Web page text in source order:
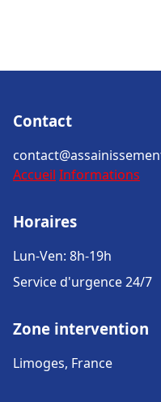
Contact
Accueil Informations
Horaires
Lun-Ven: 8h-19h
Service d'urgence 24/7
Zone intervention
Limoges, France